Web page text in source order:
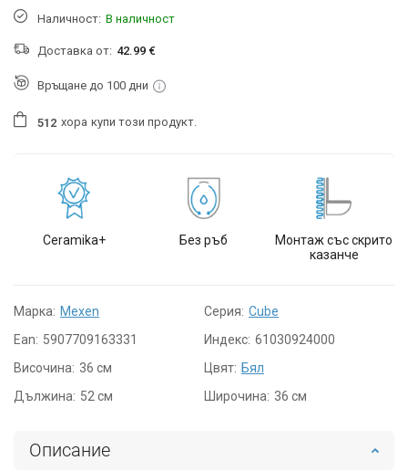
Наличност: В наличност
Доставка от: 42.99 €
Връщане до 100 дни
51 2 хора купи този продукт.
Ceramika+ Без ръб
Монтаж със скрито
казанче
Марка: Mexen Серия: Cube
Ean: 5907709163331 Индекс: 61030924000
Височина: 36 см Цвят: Бял
Дължина: 52 см Широчина: 36 см
Описание